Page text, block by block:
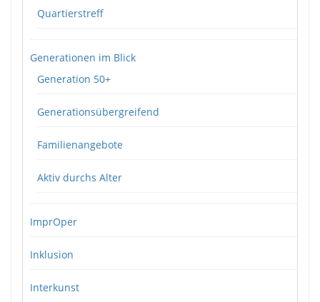
Quartierstreff
Generationen im Blick
Generation 50+
Generationsübergreifend
Familienangebote
Aktiv durchs Alter
ImprOper
Inklusion
Interkunst